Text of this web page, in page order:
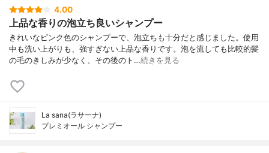
4.00
上品な香りの泡立ち良いシャンプー
きれいなピンク色のシャンプーで、泡立ちも十分だと感じました。使用
中も洗い上がりも、強すぎない上品な香りです。泡を流しても比較的髪
の毛のきしみが少なく、その後のト…続きを見る
La sana(ラサーナ)
プレミオール シャンプー